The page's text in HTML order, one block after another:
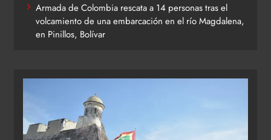
Armada de Colombia rescata a 14 personas tras el
volcamiento de una embarcación en el río Magdalena,
en Pinillos, Bolívar